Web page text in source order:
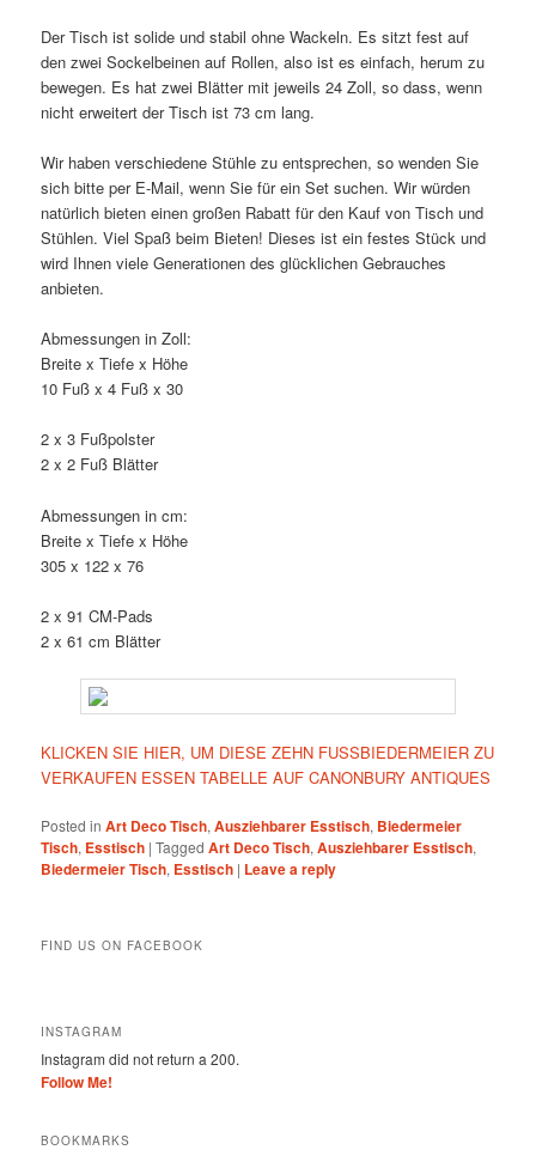
Der Tisch ist solide und stabil ohne Wackeln. Es sitzt fest auf
den zwei Sockelbeinen auf Rollen, also ist es einfach, herum zu
bewegen. Es hat zwei Blätter mit jeweils 24 Zoll, so dass, wenn
nicht erweitert der Tisch ist 73 cm lang.
Wir haben verschiedene Stühle zu entsprechen, so wenden Sie
sich bitte per E-Mail, wenn Sie für ein Set suchen. Wir würden
natürlich bieten einen großen Rabatt für den Kauf von Tisch und
Stühlen. Viel Spaß beim Bieten! Dieses ist ein festes Stück und
wird Ihnen viele Generationen des glücklichen Gebrauches
anbieten.
Abmessungen in Zoll:
Breite x Tiefe x Höhe
10 Fuß x 4 Fuß x 30
2 x 3 Fußpolster
2 x 2 Fuß Blätter
Abmessungen in cm:
Breite x Tiefe x Höhe
305 x 122 x 76
2 x 91 CM-Pads
2 x 61 cm Blätter
KLICKEN SIE HIER, UM DIESE ZEHN FUSSBIEDERMEIER ZU
VERKAUFEN ESSEN TABELLE AUF CANONBURY ANTIQUES
Posted in Art Deco Tisch,Ausziehbarer Esstisch, Biedermeier
Tisch, Esstisch |Tagged Art Deco Tisch,Ausziehbarer Esstisch,
Biedermeier Tisch, Esstisch | Leave a reply
FIND US ON FACEBOOK
INSTAGRAM
Instagram did not return a 200.
Follow Me!
BOOKMARKS